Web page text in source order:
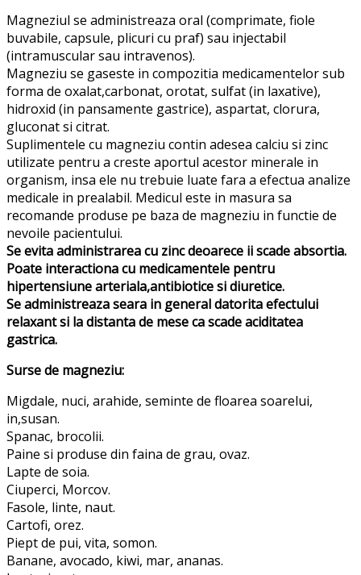
Magneziul se administreaza oral (comprimate, fiole
buvabile, capsule, plicuri cu praf) sau injectabil
(intramuscular sau intravenos).
Magneziu se gaseste in compozitia medicamentelor sub
forma de oxalat,carbonat, orotat, sulfat (in laxative),
hidroxid (in pansamente gastrice), aspartat, clorura,
gluconat si citrat.
Suplimentele cu magneziu contin adesea calciu si zinc
utilizate pentru a creste aportul acestor minerale in
organism, insa ele nu trebuie luate fara a efectua analize
medicale in prealabil. Medicul este in masura sa
recomande produse pe baza de magneziu in functie de
nevoile pacientului.
Se evita administrarea cu zinc deoarece ii scade absortia.
Poate interactiona cu medicamentele pentru
hipertensiune arteriala,antibiotice si diuretice.
Se administreaza seara in general datorita efectului
relaxant si la distanta de mese ca scade aciditatea
gastrica.
Surse de magneziu:
Migdale, nuci, arahide, seminte de floarea soarelui,
in,susan.
Spanac, brocolii.
Paine si produse din faina de grau, ovaz.
Lapte de soia.
Ciuperci, Morcov.
Fasole, linte, naut.
Cartofi, orez.
Piept de pui, vita, somon.
Banane, avocado, kiwi, mar, ananas.